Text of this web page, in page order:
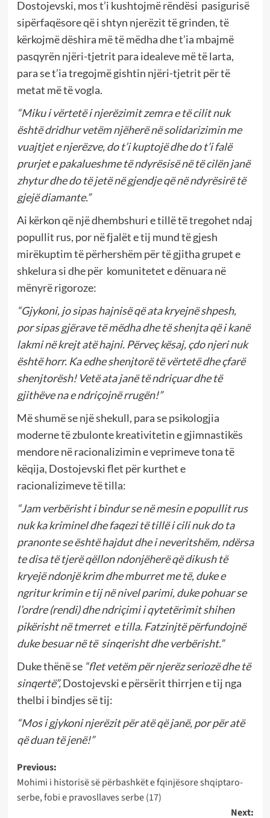
Dostojevski, mos t’i kushtojmë rëndësi pasigurisë
sipërfaqësore që i shtyn njerëzit të grinden, të
kërkojmë dëshira më të mëdha dhe t’ia mbajmë
pasqyrën njëri-tjetrit para idealeve më të larta,
para se t’ia tregojmë gishtin njëri-tjetrit për të
metat më të vogla.
“Miku i vërtetë i njerëzimit zemra e të cilit nuk
është dridhur vetëm njëherë në solidarizimin me
vuajtjet e njerëzve, do t’i kuptojë dhe do t’i falë
prurjet e pakalueshme të ndyrësisë në të cilën janë
zhytur dhe do të jetë në gjendje që në ndyrësirë të
gjejë diamante.”
Ai kërkon që një dhembshuri e tillë të tregohet ndaj
popullit rus, por në fjalët e tij mund të gjesh
mirëkuptim të përhershëm për të gjitha grupet e
shkelura si dhe për komunitetet e dënuara në
mënyrë rigoroze:
“Gjykoni, jo sipas hajnisë që ata kryejnë shpesh,
por sipas gjërave të mëdha dhe të shenjta që i kanë
lakmi në krejt atë hajni. Përveç kësaj, çdo njeri nuk
është horr. Ka edhe shenjtorë të vërtetë dhe çfarë
shenjtorësh! Vetë ata janë të ndriçuar dhe të
gjithëve na e ndriçojnë rrugën!”
Më shumë se një shekull, para se psikologjia
moderne të zbulonte kreativitetin e gjimnastikës
mendore në racionalizimin e veprimeve tona të
këqija, Dostojevski flet për kurthet e
racionalizimeve të tilla:
“Jam verbërisht i bindur se në mesin e popullit rus
nuk ka kriminel dhe faqezi të tillë i cili nuk do ta
pranonte se është hajdut dhe i neveritshëm, ndërsa
te disa të tjerë qëllon ndonjëherë që dikush të
kryejë ndonjë krim dhe mburret me të, duke e
ngritur krimin e tij në nivel parimi, duke pohuar se
l’ordre (rendi) dhe ndriçimi i qytetërimit shihen
pikërisht në tmerret e tilla. Fatzinjtë përfundojnë
duke besuar në të sinqerisht dhe verbërisht.”
Duke thënë se “flet vetëm për njerëz seriozë dhe të
sinqertë”,Dostojevski e përsërit thirrjen e tij nga
thelbi i bindjes së tij:
“Mos i gjykoni njerëzit për atë që janë, por për atë
që duan të jenë!”
Post
navigation
Previous:
Mohimi i historisë së përbashkët e fqinjësore shqiptaro-
serbe, fobi e pravosllaves serbe (17)
Next: